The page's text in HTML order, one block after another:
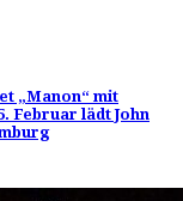
„Manon“ mit
Februar lädt John